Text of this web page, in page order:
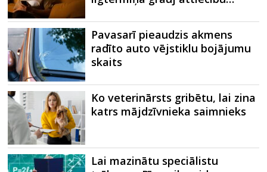
Pavasarī pieaudzis akmens
radīto auto vējstiklu bojājumu
skaits
Ko veterinārsts gribētu, lai zina
katrs mājdzīvnieka saimnieks
Lai mazinātu speciālistu